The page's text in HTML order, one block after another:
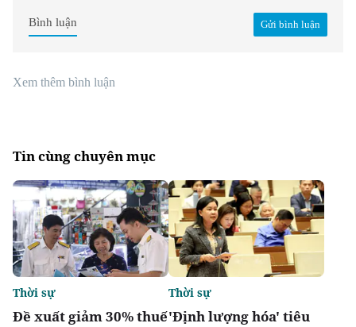
Gửi bình luận
Bình luận
Xem thêm bình luận
Tin cùng chuyên mục
Đề xuất giảm 30% thuế
Thời sự
'Định lượng hóa' tiêu
Thời sự